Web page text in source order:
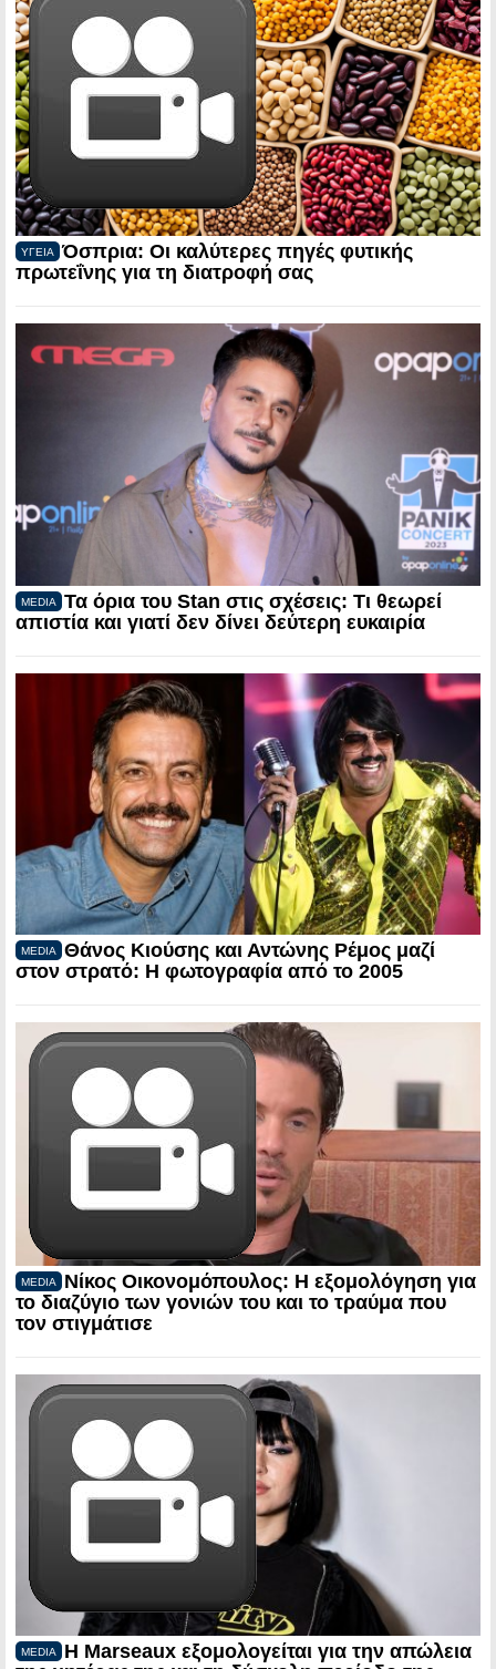
ΥΓΕΙΑ
Όσπρια: Οι καλύτερες πηγές φυτικής
πρωτεΐνης για τη διατροφή σας
MEDIA
Τα όρια του Stan στις σχέσεις: Τι θεωρεί
απιστία και γιατί δεν δίνει δεύτερη ευκαιρία
MEDIA
Θάνος Κιούσης και Αντώνης Ρέμος μαζί
στον στρατό: Η φωτογραφία από το 2005
MEDIA
Νίκος Οικονομόπουλος: Η εξομολόγηση για
το διαζύγιο των γονιών του και το τραύμα που
τον στιγμάτισε
MEDIA
Η Marseaux εξομολογείται για την απώλεια